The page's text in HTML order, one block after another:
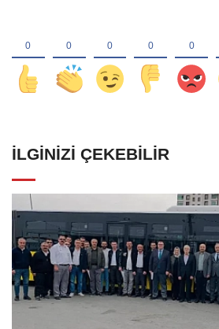
İLGINIZI ÇEKEBILIR